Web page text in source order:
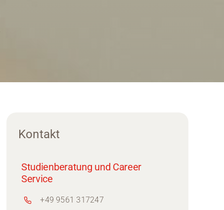
Kontakt
Studienberatung und Career
Service
+49 9561 317247